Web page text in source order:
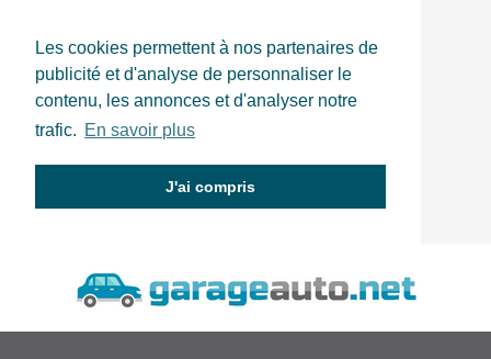
Les cookies permettent à nos partenaires de
publicité et d'analyse de personnaliser le
contenu, les annonces et d'analyser notre
trafic. En savoir plus
J'ai compris